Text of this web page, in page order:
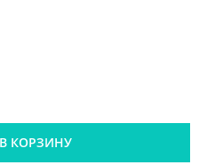
КОРЗИНУ